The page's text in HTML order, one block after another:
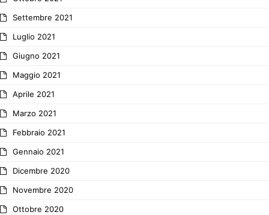
Settembre 2021
Luglio 2021
Giugno 2021
Maggio 2021
Aprile 2021
Marzo 2021
Febbraio 2021
Gennaio 2021
Dicembre 2020
Novembre 2020
Ottobre 2020